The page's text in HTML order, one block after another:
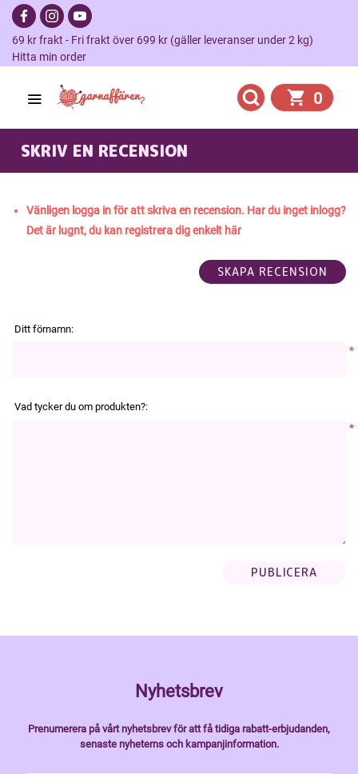
69 kr frakt - Fri frakt över 699 kr (gäller leveranser under 2 kg)
Hitta min order
0
SKRIV EN RECENSION
Vänligen logga in för att skriva en recension. Har du inget inlogg?
Det är lugnt, du kan registrera dig enkelt här
Ditt förnamn:
*
Vad tycker du om produkten?:
*
Nyhetsbrev
Prenumerera på vårt nyhetsbrev för att få tidiga rabatt-erbjudanden,
senaste nyheterns och kampanjinformation.